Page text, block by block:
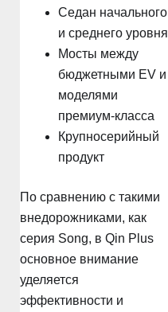
Седан начального
и среднего уровня
Мосты между
бюджетными EV и
моделями
премиум-класса
Крупносерийный
продукт
По сравнению с такими
внедорожниками, как
серия Song, в Qin Plus
основное внимание
уделяется
эффективности и